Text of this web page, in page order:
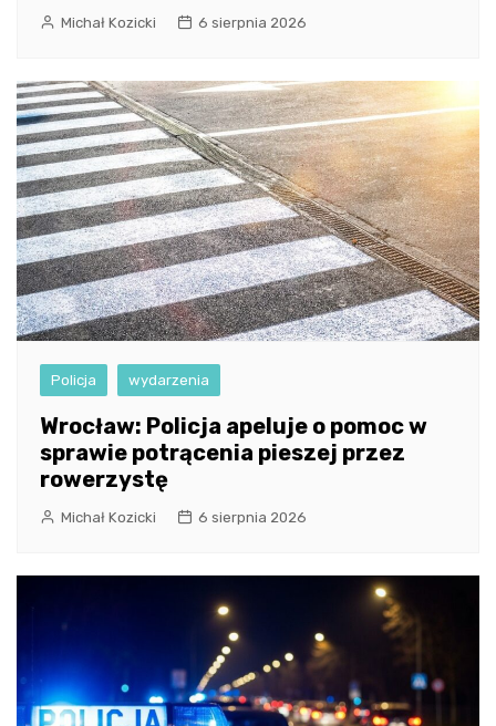
Michał Kozicki 6 sierpnia 2026
Policja wydarzenia
Wrocław: Policja apeluje o pomoc w
sprawie potrącenia pieszej przez
rowerzystę
Michał Kozicki 6 sierpnia 2026